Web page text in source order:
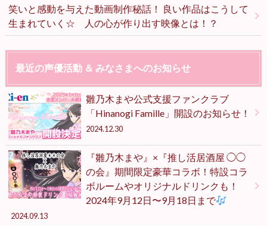
笑いと感動を与えた動画制作秘話！ 良い作品はこうして
生まれていく☆ 人の心が作り出す映像とは！？
最近の声優活動 ＆ みなさまへのお知らせ
雛乃木まや公式支援ファンクラブ
「Hinanogi Famille」開設のお知らせ！
2024.12.30
『雛乃木まや』×『推し活居酒屋 ◯◯
の会』期間限定豪華コラボ！特設コラ
ボルームやオリジナルドリンクも！
2024年9月12日〜9月18日まで
2024.09.13